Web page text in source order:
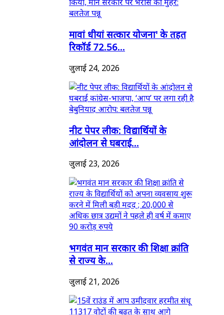
मावां धीयां सत्कार योजना' के तहत
रिकॉर्ड 72.56...
जुलाई 24, 2026
नीट पेपर लीक: विद्यार्थियों के
आंदोलन से घबराई...
जुलाई 23, 2026
भगवंत मान सरकार की शिक्षा क्रांति
से राज्य के...
जुलाई 21, 2026